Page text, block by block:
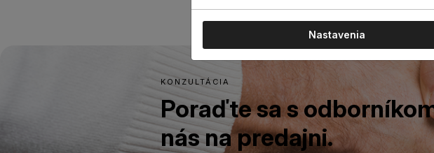
KONZULTÁCIA
Poraďte sa s
nás na predajni.
Nastavenia